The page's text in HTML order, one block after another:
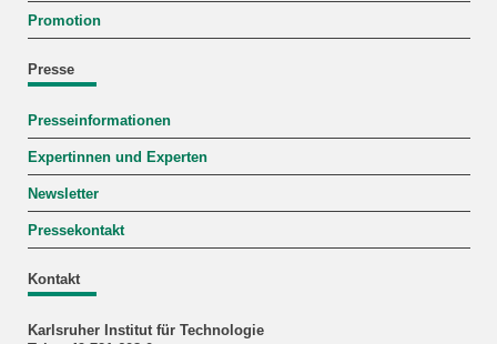
Promotion
Presse
Presseinformationen
Expertinnen und Experten
Newsletter
Pressekontakt
Kontakt
Karlsruher Institut für Technologie